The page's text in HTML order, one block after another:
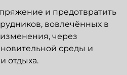
и предотвратить
вовлечённых в
через
среды и
отдыха.